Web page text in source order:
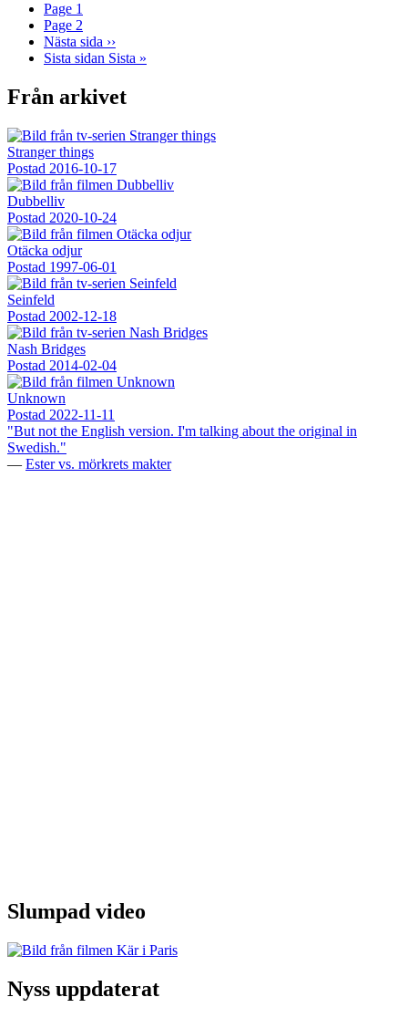
Page 1
Page 2
Nästa sida ››
Sista sidan Sista »
Från arkivet
Stranger things
Postad 2016-10-17
Dubbelliv
Postad 2020-10-24
Otäcka odjur
Postad 1997-06-01
Seinfeld
Postad 2002-12-18
Nash Bridges
Postad 2014-02-04
Unknown
Postad 2022-11-11
"But not the English version. I'm talking about the original in
Swedish."
— Ester vs. mörkrets makter
Slumpad video
Nyss uppdaterat